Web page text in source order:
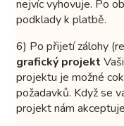
nejvíc vyhovuje. Po
podklady k platbě.
6) Po přijetí zálohy
grafický projekt
projektu je možné
požadavků. Když se
projekt nám